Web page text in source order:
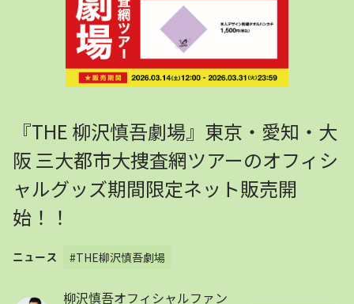
『THE 柳沢慎吾劇場』東京・愛知・大
阪 三大都市大捜査網ツアーのオフィシ
ャルグッズ期間限定ネット販売開
始！！
ニュース #THE柳沢慎吾劇場
柳沢慎吾オフィシャルファン